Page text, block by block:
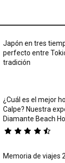
Japón en tres
perfecto entre
tradición
¿Cuál es el mejor
Calpe? Nuestra
Diamante Beach
Memoria de viajes